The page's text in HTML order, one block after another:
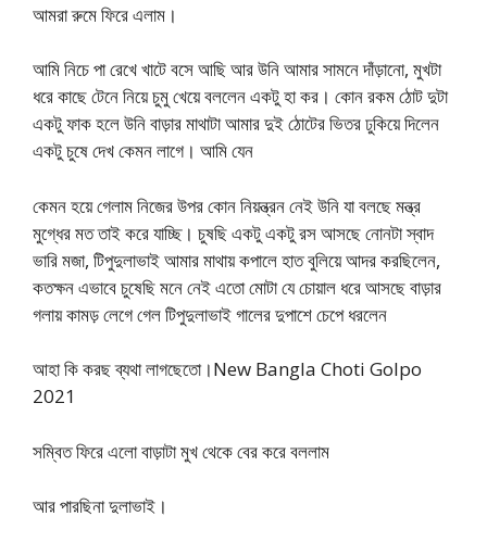
আমরা রুমে ফিরে এলাম।
আমি নিচে পা রেখে খাটে বসে আছি আর উনি আমার সামনে দাঁড়ানো, মুখটা
ধরে কাছে টেনে নিয়ে চুমু খেয়ে বললেন একটু হা কর। কোন রকম ঠোট দুটা
একটু ফাক হলে উনি বাড়ার মাথাটা আমার দুই ঠোটের ভিতর ঢুকিয়ে দিলেন
একটু চুষে দেখ কেমন লাগে। আমি যেন
কেমন হয়ে গেলাম নিজের উপর কোন নিয়ন্ত্রন নেই উনি যা বলছে মন্ত্র
মুগ্ধের মত তাই করে যাচ্ছি। চুষছি একটু একটু রস আসছে নোনটা স্বাদ
ভারি মজা, টিপুদুলাভাই আমার মাথায় কপালে হাত বুলিয়ে আদর করছিলেন,
কতক্ষন এভাবে চুষেছি মনে নেই এতো মোটা যে চোয়াল ধরে আসছে বাড়ার
গলায় কামড় লেগে গেল টিপুদুলাভাই গালের দুপাশে চেপে ধরলেন
আহা কি করছ ব্যথা লাগছেতো।New Bangla Choti Golpo
2021
সম্বিত ফিরে এলো বাড়াটা মুখ থেকে বের করে বললাম
আর পারছিনা দুলাভাই।